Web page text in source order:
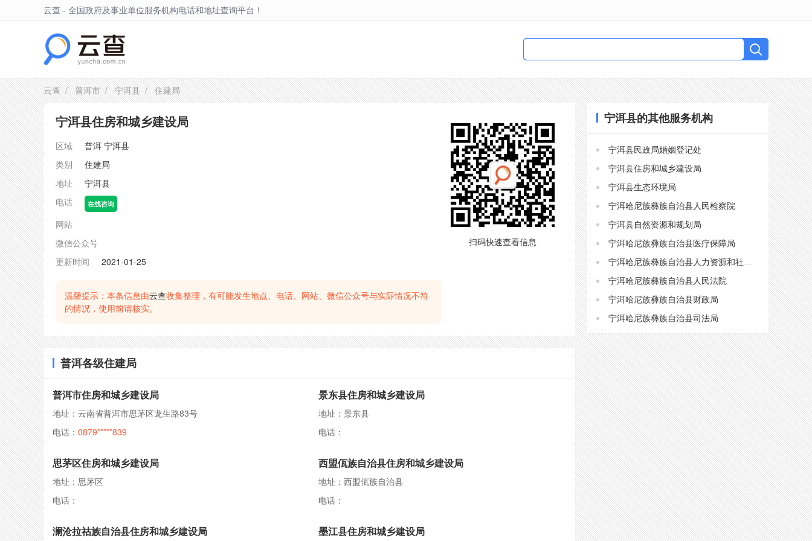
云查 - 全国政府及事业单位服务机构电话和地址查询平台！
云查/普洱市/宁洱县/ 住建局
宁洱县住房和城乡建设局
区域 普洱 宁洱县
类别
住建局
地址
宁洱县
电话
在线咨询
网站
微信公众号
更新时间
2021-01-25
温馨提示：本条信息由云查收集整理，有可能发生地点、电话、网站、微信公众号与实际情况不符
的情况，使用前请核实。
扫码快速查看信息
普洱各级住建局
普洱市住房和城乡建设局
地址：云南省普洱市思茅区龙生路83号
电话： 0879*****839
景东县住房和城乡建设局
地址：景东县
电话：
思茅区住房和城乡建设局
地址：思茅区
电话：
西盟佤族自治县住房和城乡建设局
地址：西盟佤族自治县
电话：
澜沧拉祜族自治县住房和城乡建设局 墨江县住房和城乡建设局
宁洱县的其他服务机构
宁洱县民政局婚姻登记处
宁洱县住房和城乡建设局
宁洱县生态环境局
宁洱哈尼族彝族自治县人民检察院
宁洱县自然资源和规划局
宁洱哈尼族彝族自治县医疗保障局
宁洱哈尼族彝族自治县人力资源和社会保障局
宁洱哈尼族彝族自治县人民法院
宁洱哈尼族彝族自治县财政局
宁洱哈尼族彝族自治县司法局